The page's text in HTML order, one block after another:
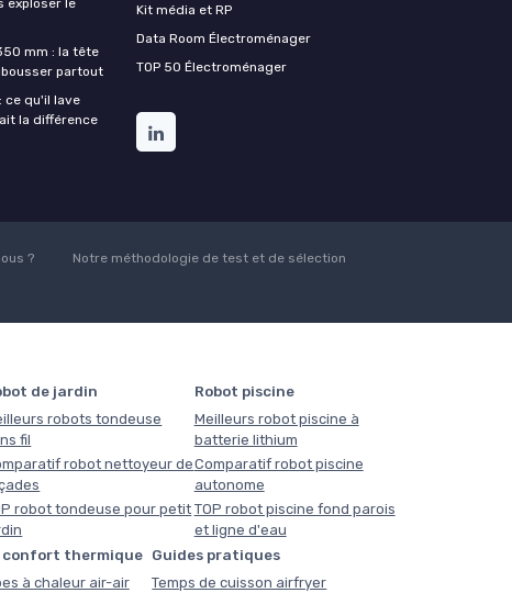
mm : la tête
partout
ce qu'il lave
la différence
Kit média et RP
Data Room Électroménager
TOP 50 Électroménager
?
Notre méthodologie de test et de sélection
de jardin
robots tondeuse
fil
robot nettoyeur de
robot tondeuse pour petit
Robot piscine
Meilleurs robot piscine à
batterie lithium
Comparatif robot piscine
autonome
TOP robot piscine fond parois
et ligne d'eau
confort thermique
à chaleur air-air
Guides pratiques
Temps de cuisson airfryer